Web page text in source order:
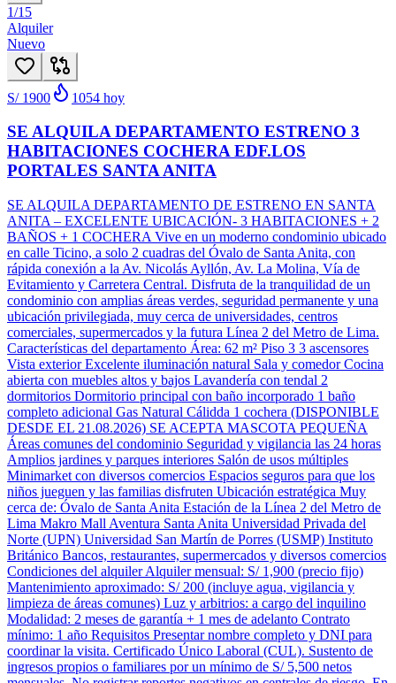
1/15
Alquiler
Nuevo
S/ 1900 1054 hoy
SE ALQUILA DEPARTAMENTO ESTRENO 3
HABITACIONES COCHERA EDF.LOS
PORTALES SANTA ANITA
SE ALQUILA DEPARTAMENTO DE ESTRENO EN SANTA
ANITA – EXCELENTE UBICACIÓN- 3 HABITACIONES + 2
BAÑOS + 1 COCHERA Vive en un moderno condominio ubicado
en calle Ticino, a solo 2 cuadras del Óvalo de Santa Anita, con
rápida conexión a la Av. Nicolás Ayllón, Av. La Molina, Vía de
Evitamiento y Carretera Central. Disfruta de la tranquilidad de un
condominio con amplias áreas verdes, seguridad permanente y una
ubicación privilegiada, muy cerca de universidades, centros
comerciales, supermercados y la futura Línea 2 del Metro de Lima.
Características del departamento Área: 62 m² Piso 3 3 ascensores
Vista exterior Excelente iluminación natural Sala y comedor Cocina
abierta con muebles altos y bajos Lavandería con tendal 2
dormitorios Dormitorio principal con baño incorporado 1 baño
completo adicional Gas Natural Cálidda 1 cochera (DISPONIBLE
DESDE EL 21.08.2026) SE ACEPTA MASCOTA PEQUEÑA
Áreas comunes del condominio Seguridad y vigilancia las 24 horas
Amplios jardines y parques interiores Salón de usos múltiples
Minimarket con diversos comercios Espacios seguros para que los
niños jueguen y las familias disfruten Ubicación estratégica Muy
cerca de: Óvalo de Santa Anita Estación de la Línea 2 del Metro de
Lima Makro Mall Aventura Santa Anita Universidad Privada del
Norte (UPN) Universidad San Martín de Porres (USMP) Instituto
Británico Bancos, restaurantes, supermercados y diversos comercios
Condiciones del alquiler Alquiler mensual: S/ 1,900 (precio fijo)
Mantenimiento aproximado: S/ 200 (incluye agua, vigilancia y
limpieza de áreas comunes) Luz y arbitrios: a cargo del inquilino
Modalidad: 2 meses de garantía + 1 mes de adelanto Contrato
mínimo: 1 año Requisitos Presentar nombre completo y DNI para
coordinar la visita. Certificado Único Laboral (CUL). Sustento de
ingresos propios o familiares por un mínimo de S/ 5,500 netos